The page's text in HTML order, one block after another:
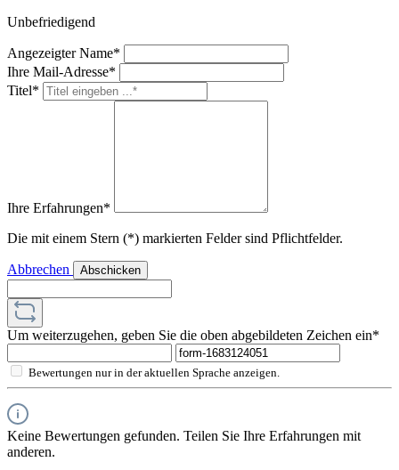
Unbefriedigend
Angezeigter Name*
Ihre Mail-Adresse*
Titel*
Ihre Erfahrungen*
Die mit einem Stern (*) markierten Felder sind Pflichtfelder.
Abbrechen Abschicken
Um weiterzugehen, geben Sie die oben abgebildeten Zeichen ein*
Bewertungen nur in der aktuellen Sprache anzeigen.
Keine Bewertungen gefunden. Teilen Sie Ihre Erfahrungen mit
anderen.